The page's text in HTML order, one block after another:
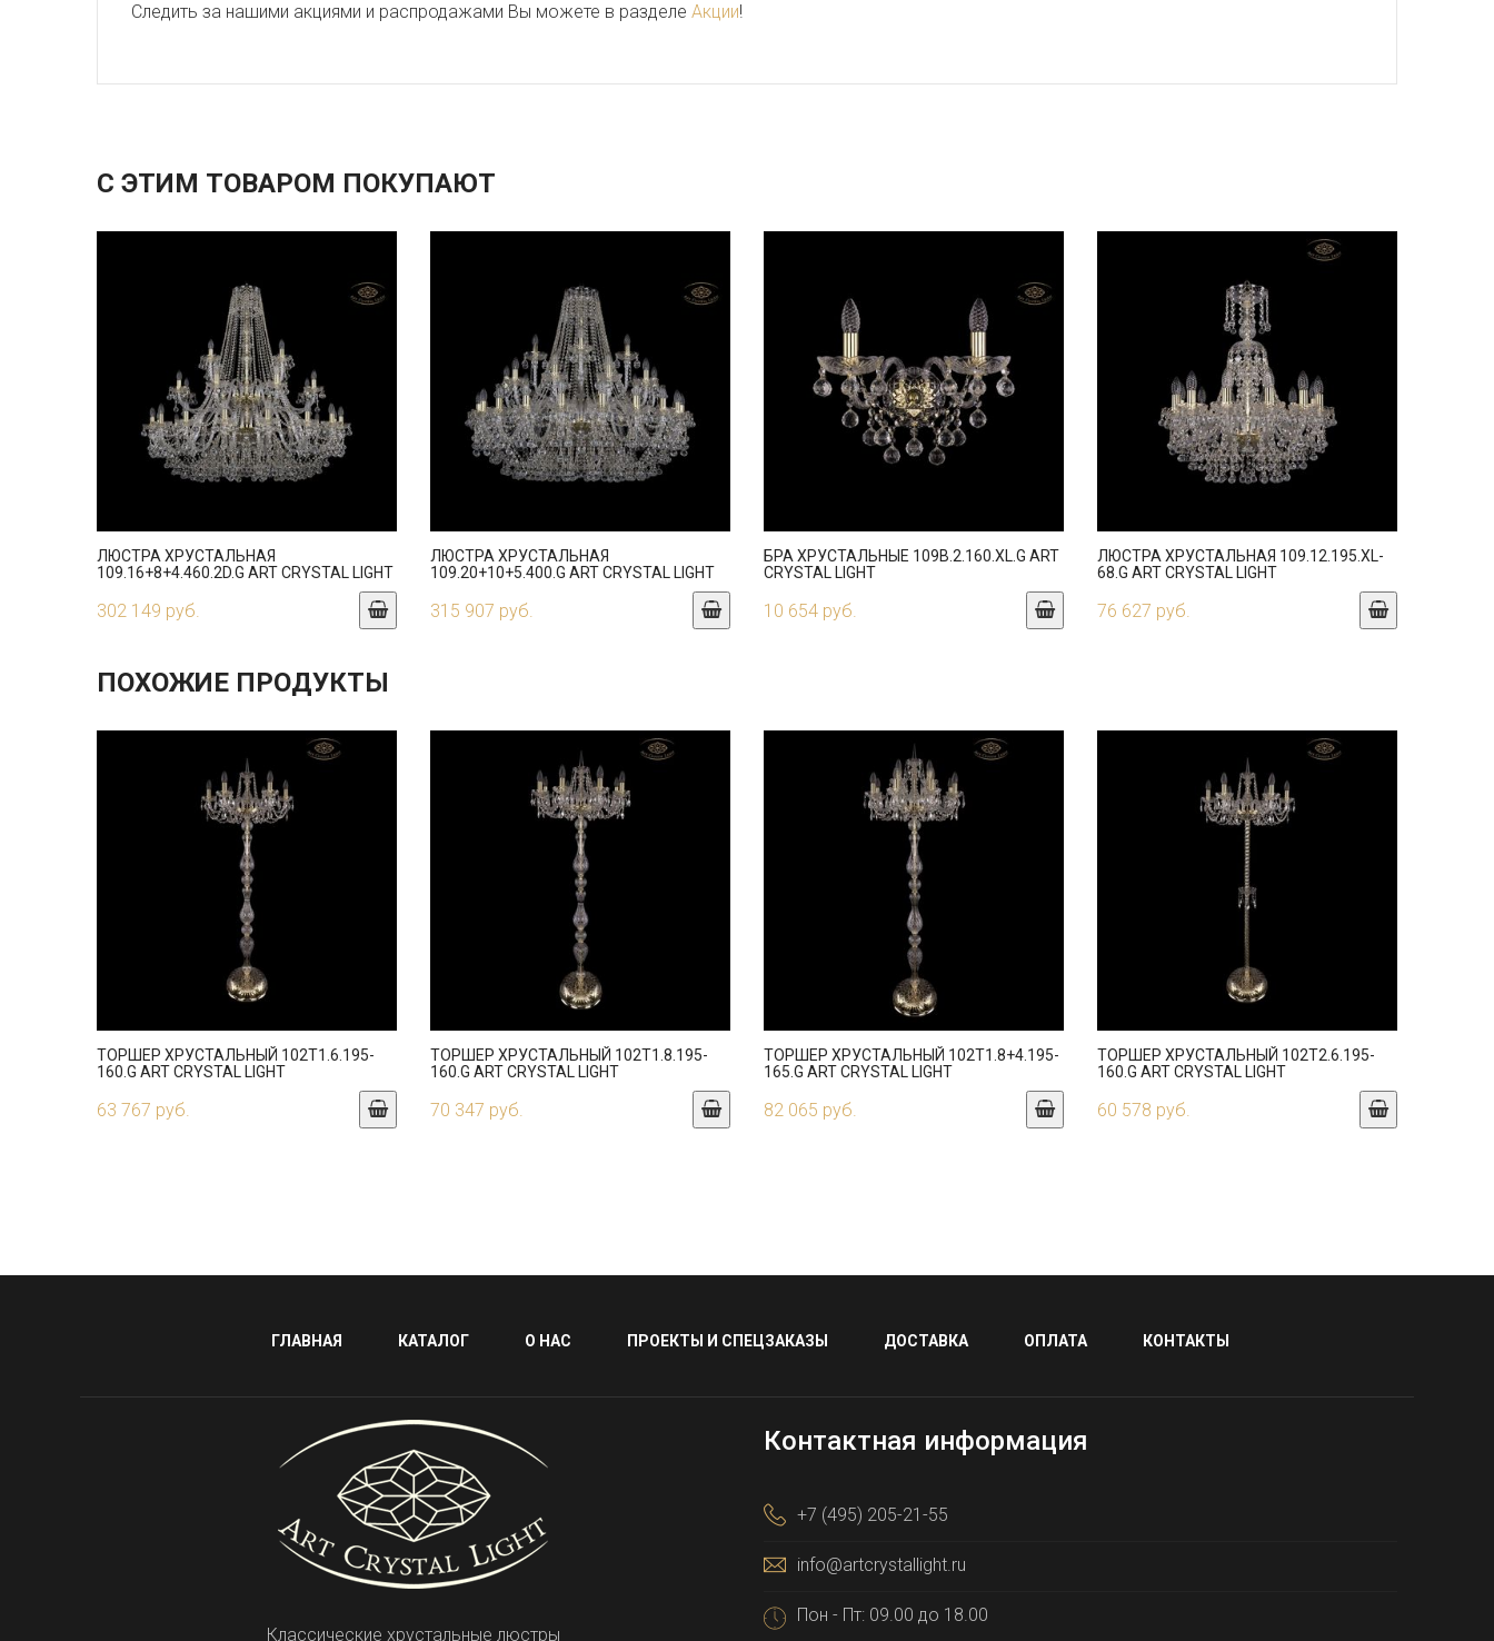
Следить за нашими акциями и распродажами Вы можете в разделе Акции!
С ЭТИМ ТОВАРОМ ПОКУПАЮТ
ЛЮСТРА ХРУСТАЛЬНАЯ
109.16+8+4.460.2D.G ART CRYSTAL LIGHT
302 149 руб.
ЛЮСТРА ХРУСТАЛЬНАЯ
109.20+10+5.400.G ART CRYSTAL LIGHT
315 907 руб.
БРА ХРУСТАЛЬНЫЕ 109B.2.160.XL.G ART
CRYSTAL LIGHT
10 654 руб.
ЛЮСТРА ХРУСТАЛЬНАЯ 109.12.195.XL-
68.G ART CRYSTAL LIGHT
76 627 руб.
ПОХОЖИЕ ПРОДУКТЫ
ТОРШЕР ХРУСТАЛЬНЫЙ 102T1.6.195-
160.G ART CRYSTAL LIGHT
63 767 руб.
ТОРШЕР ХРУСТАЛЬНЫЙ 102T1.8.195-
160.G ART CRYSTAL LIGHT
70 347 руб.
ТОРШЕР ХРУСТАЛЬНЫЙ 102T1.8+4.195-
165.G ART CRYSTAL LIGHT
82 065 руб.
ТОРШЕР ХРУСТАЛЬНЫЙ 102T2.6.195-
160.G ART CRYSTAL LIGHT
60 578 руб.
ГЛАВНАЯ КАТАЛОГ О НАС ПРОЕКТЫ И СПЕЦЗАКАЗЫ ДОСТАВКА ОПЛАТА КОНТАКТЫ
Классические хрустальные люстры
Контактная информация
+7 (495) 205-21-55
info@artcrystallight.ru
Пон - Пт: 09.00 до 18.00